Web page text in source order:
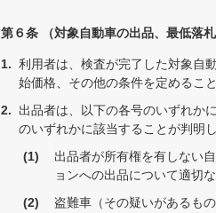
第６条 （対象自動車の出品、最低落札
利用者は、検査が完了した対象自
始価格、その他の条件を定めるこ
出品者は、以下の各号のいずれか
のいずれかに該当することが判明
出品者が所有権を有しない
ョンへの出品について適切
盗難車（その疑いがあるも